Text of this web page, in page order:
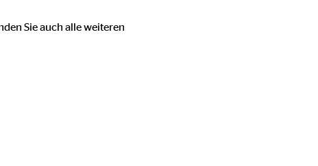
Sie auch alle weiteren